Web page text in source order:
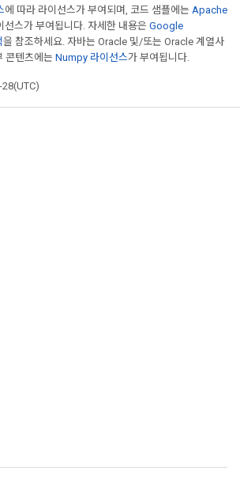
에 따라 라이선스가 부여되며, 코드 샘플에는 Apache
선스가 부여됩니다. 자세한 내용은 Google
을 참조하세요. 자바는 Oracle 및/또는 Oracle 계열사
콘텐츠에는 Numpy 라이선스가 부여됩니다.